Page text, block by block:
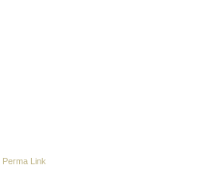
Perma Link